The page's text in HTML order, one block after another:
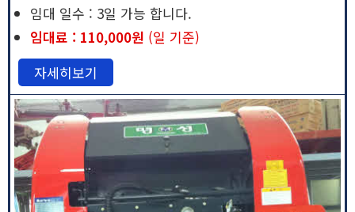
임대 일수 : 3일 가능 합니다.
임대료 : 110,000원 (일 기준)
자세히보기